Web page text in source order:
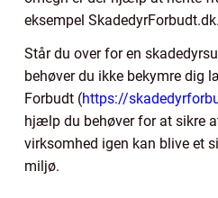
eksempel SkadedyrForbudt.dk.
Står du over for en
behøver du ikke bekymre dig
Forbudt (https://
hjælp du behøver for at sikre
virksomhed igen kan blive et
miljø.